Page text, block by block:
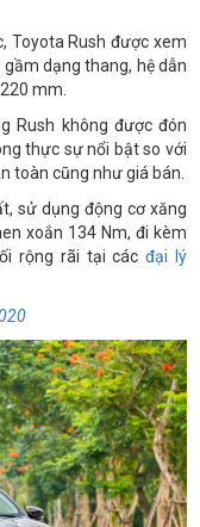
Toyota Rush được xem
dạng thang, hệ dẫn
mm.
Rush không được đón
thực sự nổi bật so với
toàn cũng như giá bán.
sử dụng động cơ xăng
xoắn 134 Nm, đi kèm
rộng rãi tại cácđại lý